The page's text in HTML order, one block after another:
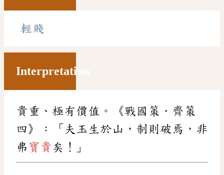
輕賤
Interpretation
貴重、極有價值。《戰國策．齊策
四》：「夫玉生於山，制則破焉，非
弗 寶貴 矣！」